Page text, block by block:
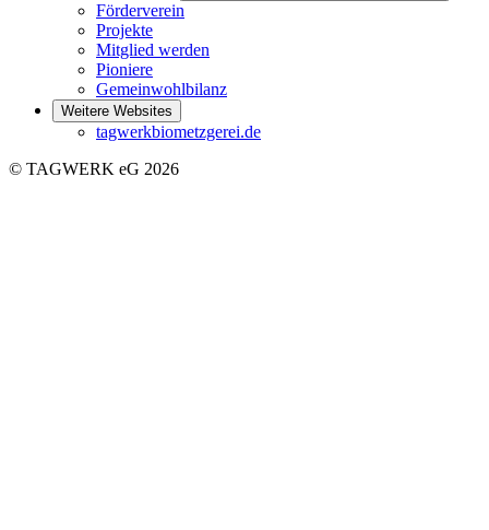
Förderverein
Projekte
Mitglied werden
Pioniere
Gemeinwohlbilanz
Weitere Websites
tagwerkbiometzgerei.de
© TAGWERK eG 2026